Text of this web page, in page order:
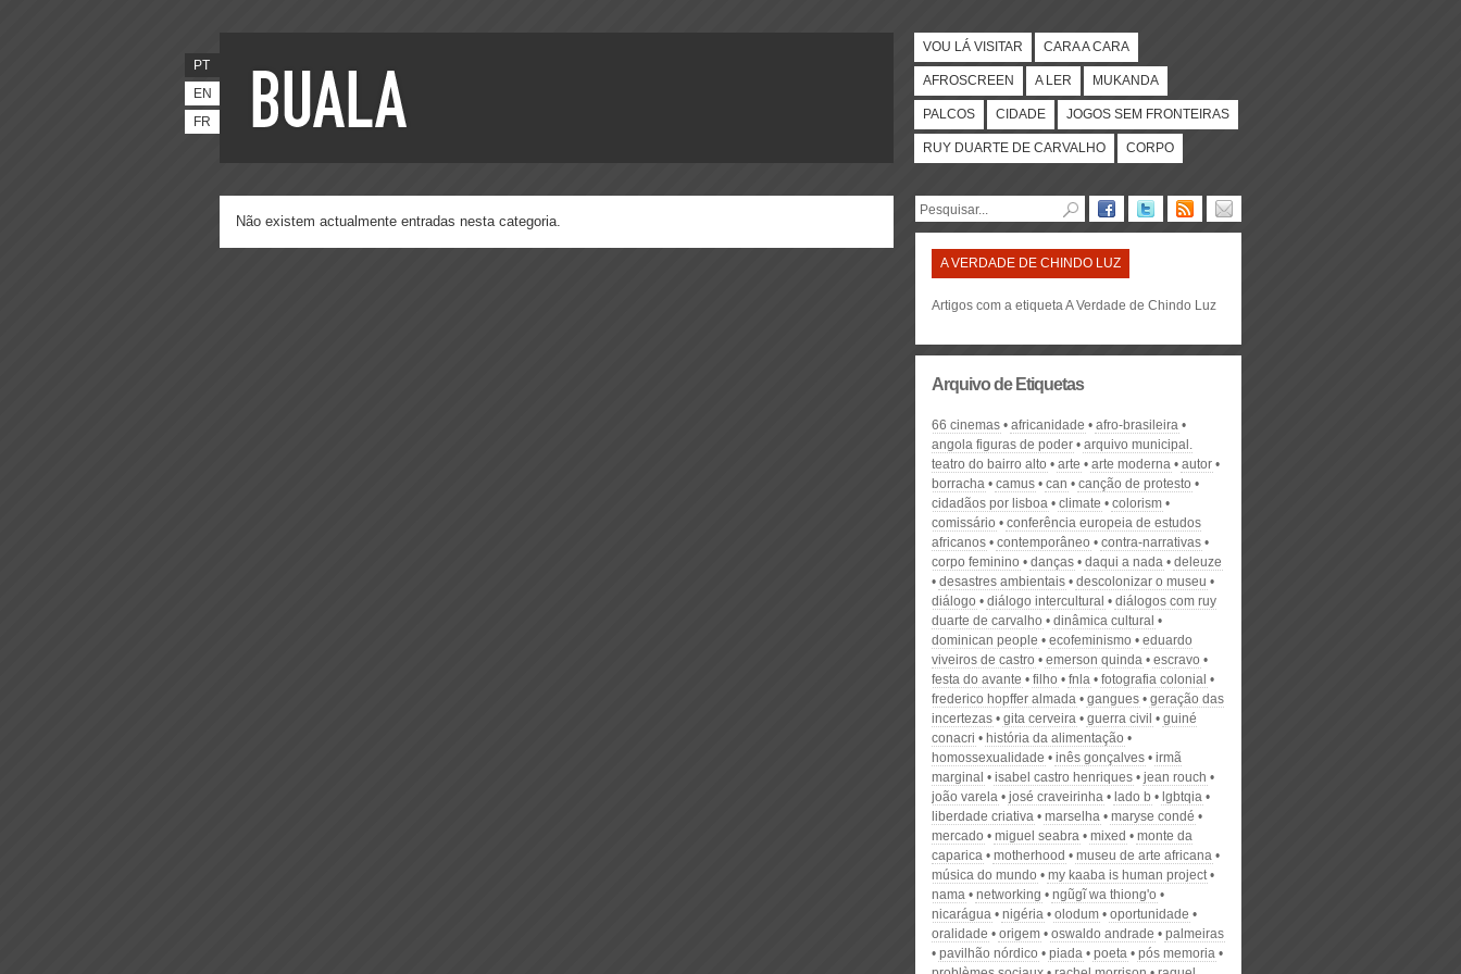
PT
EN
FR
VOU LÁ VISITAR CARA A CARA
AFROSCREEN A LER MUKANDA
PALCOS CIDADE JOGOS SEM FRONTEIRAS
RUY DUARTE DE CARVALHO CORPO
Não existem actualmente entradas nesta categoria.
A VERDADE DE CHINDO LUZ
Artigos com a etiqueta A Verdade de Chindo Luz
Arquivo de Etiquetas
66 cinemas africanidade
afro-brasileira
angola figuras de poder
arquivo municipal.
teatro do bairro alto
arte arte moderna
autor
borracha
camus can
canção de protesto
cidadãos por lisboa
climate
colorism
comissário
conferência europeia de estudos
africanos
contemporâneo
contra-narrativas
corpo feminino
danças daqui a nada
deleuze
desastres ambientais
descolonizar o museu
diálogo
diálogo intercultural
diálogos com ruy
duarte de carvalho
dinâmica cultural
dominican people
ecofeminismo
eduardo
viveiros de castro
emerson quinda
escravo
festa do avante
filho fnla
fotografia colonial
frederico hopffer almada
gangues
geração das
incertezas
gita cerveira guerra civil
guiné
conacri
história da alimentação
homossexualidade
inês gonçalves
irmã
marginal
isabel castro henriques
jean rouch
joão varela
josé craveirinha lado b
lgbtqia
liberdade criativa
marselha
maryse condé
mercado
miguel seabra mixed
monte da
caparica
motherhood
museu de arte africana
música do mundo
my kaaba is human project
nama
networking
ngũgĩ wa thiong'o
nicarágua
nigéria olodum
oportunidade
oralidade
origem oswaldo andrade
palmeiras
pavilhão nórdico
piada poeta
pós memoria